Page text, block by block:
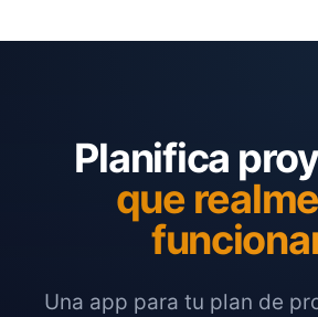
Planifica
que
Una app para tu plan de